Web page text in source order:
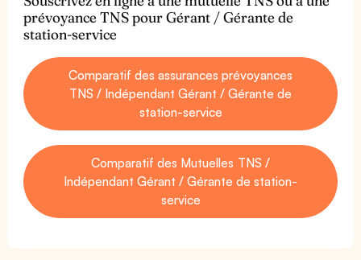
prévoyance TNS pour Gérant / Gérante de
station-service
Comparatif des assurances prévoyances
TNS / Indépendant Gérant / Gérante de
station-service
Comparatif des Mutuelles TNS /
Indépendant Gérant / Gérante de station-
service